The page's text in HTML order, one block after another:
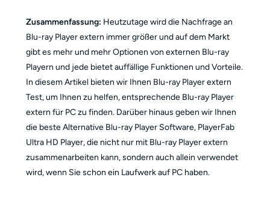
Zusammenfassung: Heutzutage wird die Nachfrage an
Blu-ray Player extern immer größer und auf dem Markt
gibt es mehr und mehr Optionen von externen Blu-ray
Playern und jede bietet auffällige Funktionen und Vorteile.
In diesem Artikel bieten wir Ihnen Blu-ray Player extern
Test, um Ihnen zu helfen, entsprechende Blu-ray Player
extern für PC zu finden. Darüber hinaus geben wir Ihnen
die beste Alternative Blu-ray Player Software, PlayerFab
Ultra HD Player, die nicht nur mit Blu-ray Player extern
zusammenarbeiten kann, sondern auch allein verwendet
wird, wenn Sie schon ein Laufwerk auf PC haben.